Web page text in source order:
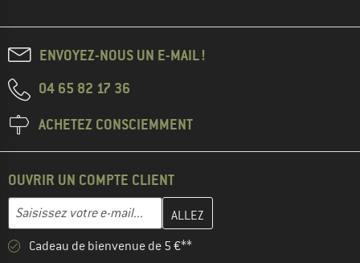
ENVOYEZ-NOUS UN E-MAIL !
04 65 82 17 36
ACHETEZ CONSCIEMMENT
OUVRIR UN COMPTE CLIENT
Adresse e-mail
Entrez votre adresse e-mail ici et créez votre compte client à la
Cadeau de bienvenue de 5 €**